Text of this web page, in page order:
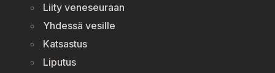
Liity veneseuraan
Yhdessä vesille
Katsastus
Liputus